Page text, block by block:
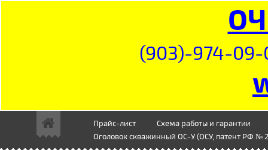
(903)-974-09-
Прайс-лист
Схема работы и гарантии
Оголовок скважинный ОС-У (ОСУ, патент РФ №